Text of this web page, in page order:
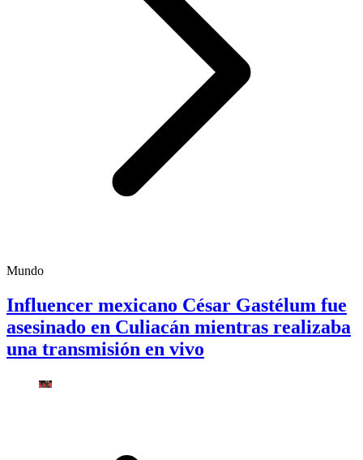
Mundo
Influencer mexicano César Gastélum fue
asesinado en Culiacán mientras realizaba
una transmisión en vivo